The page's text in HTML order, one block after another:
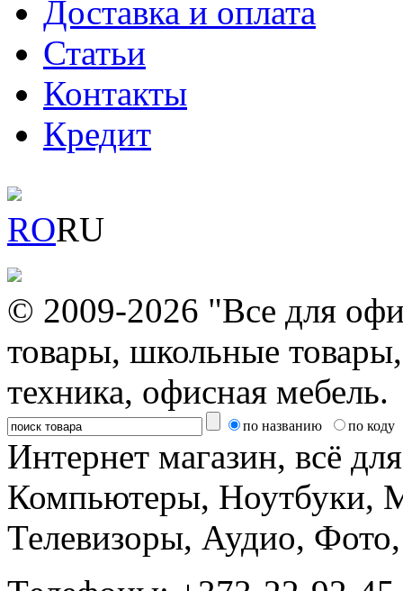
Доставка и оплата
Статьи
Контакты
Кредит
RORU
© 2009-2026 "Все для
товары, школьные
техника, офисная мебель.
по названию по коду
Интернет магазин, всё
Компьютеры, Ноутбуки,
Телевизоры, Аудио,